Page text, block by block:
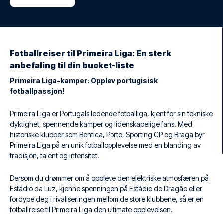
Fotballreiser til Primeira Liga: En sterk
anbefaling til din bucket-liste
Primeira Liga-kamper: Opplev portugisisk
fotballpassjon!
Primeira Liga er Portugals ledende fotballiga, kjent for sin tekniske
dyktighet, spennende kamper og lidenskapelige fans. Med
historiske klubber som Benfica, Porto, Sporting CP og Braga byr
Primeira Liga på en unik fotballopplevelse med en blanding av
tradisjon, talent og intensitet.
Dersom du drømmer om å oppleve den elektriske atmosfæren på
Estádio da Luz, kjenne spenningen på Estádio do Dragão eller
fordype deg i rivaliseringen mellom de store klubbene, så er en
fotballreise til Primeira Liga den ultimate opplevelsen.